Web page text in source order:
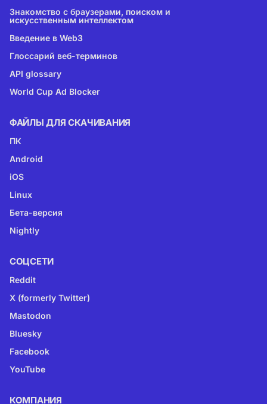
Знакомство с браузерами, поиском и
искусственным интеллектом
Введение в Web3
Глоссарий веб-терминов
API glossary
World Cup Ad Blocker
ФАЙЛЫ ДЛЯ СКАЧИВАНИЯ
ПК
Android
iOS
Linux
Бета-версия
Nightly
CОЦСЕТИ
Reddit
X (formerly Twitter)
Mastodon
Bluesky
Facebook
YouTube
КОМПАНИЯ